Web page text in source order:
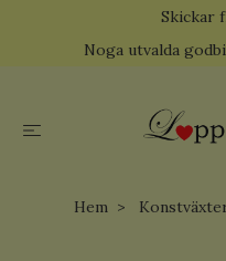
Skickar
Noga utvalda
Hem